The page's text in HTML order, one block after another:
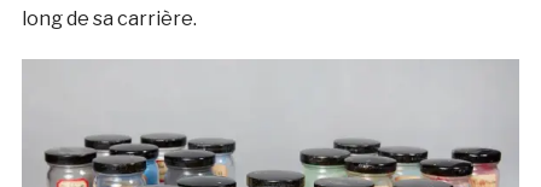
long de sa carrière.